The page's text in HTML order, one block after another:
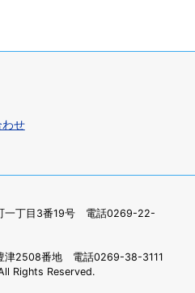
せ
一丁目3番19号 電話0269-22-
津2508番地 電話0269-38-3111
Rights Reserved.